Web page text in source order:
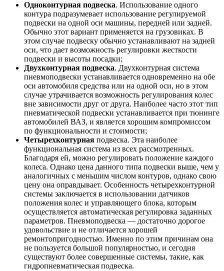
Одноконтурная подвеска. Использование одного
контура подразумевает использование регулируемой
подвески на одной оси машины, передней или задней.
Обычно этот вариант применяется на грузовиках. В
этом случае подвеску обычно устанавливают на задней
оси, что дает возможность регулировки жесткости
подвески и высоты посадки;
Двухконтурная подвеска. Двухконтурная система
пневмоподвески устанавливается одновременно на обе
оси автомобиля средства или на одной оси, но в этом
случае утрачивается возможность регулирования колес
вне зависимости друг от друга. Наиболее часто этот тип
пневматической подвески устанавливается при тюнинге
автомобилей ВАЗ, и является хорошим компромиссом
по функциональности и стоимости;
Четырехконтурная подвеска. Эта наиболее
функциональная система из всех рассмотренных.
Благодаря ей, можно регулировать положение каждого
колеса. Однако цена данного типа подвески выше, чем у
аналогичных с меньшим числом контуров, однако свою
цену она оправдывает. Особенность четырехконтурной
системы заключается в использовании датчиков
положения колес и управляющего блока, которым
осуществляется автоматическая регулировка заданных
параметров. Пневмоподвеска — достаточно дорогое
удовольствие и не отличается хорошей
ремонтопригодностью. Именно по этим причинам она
не пользуется большой популярностью, и сегодня
существуют более совершенные системы, такие, как
гидропневматическая подвеска.